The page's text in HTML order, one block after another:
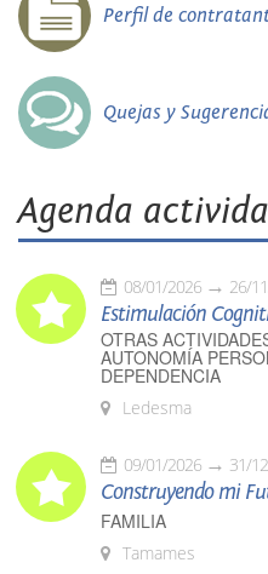
Perfil de
Quejas y
Agenda
08/01/2026 26/
Estimulación
OTRAS
AUTONOMÍA
DEPENDENCIA
Ledesma
09/01/2026 31/
Construyendo mi
FAMILIA
Tamames